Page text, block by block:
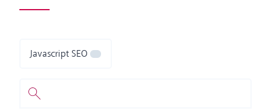
Javascript SEO